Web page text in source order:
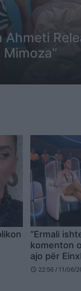
Ahmeti
“Ermali
komenton
ajo për
schedule 22:56 / 11/06/